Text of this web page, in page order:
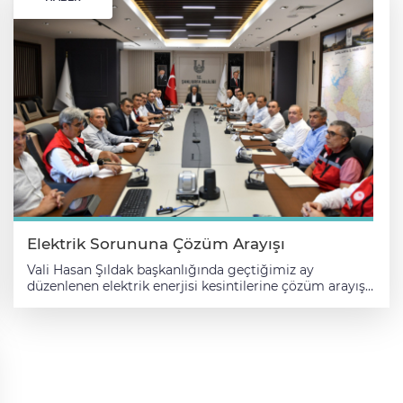
çalışmalarla ilgili değerlendirme yaptıklarını belirten
Şıldak, "Sayın bakan yardımcımıza destekleri ve nazik
ziyaretleri için teşekkür ediyorum." ifadelerini kullandı.
Elektrik Sorununa Çözüm Arayışı
Vali Hasan Şıldak başkanlığında geçtiğimiz ay
düzenlenen elektrik enerjisi kesintilerine çözüm arayışı